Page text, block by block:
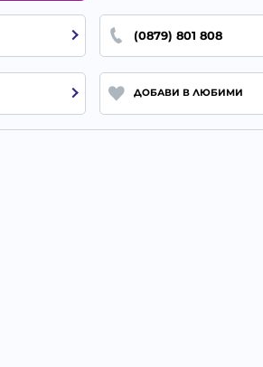
(0879) 801 808
ДОБАВИ В ЛЮБИМИ